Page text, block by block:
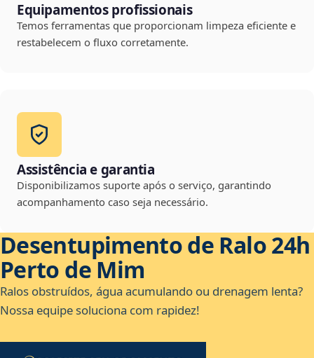
Equipamentos profissionais
Temos ferramentas que proporcionam limpeza eficiente e
restabelecem o fluxo corretamente.
Assistência e garantia
Disponibilizamos suporte após o serviço, garantindo
acompanhamento caso seja necessário.
Desentupimento de Ralo 24h
Perto de Mim
Ralos obstruídos, água acumulando ou drenagem lenta?
Nossa equipe soluciona com rapidez!